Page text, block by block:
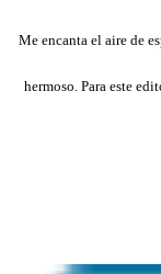
Me encanta el aire de
hermoso. Para este